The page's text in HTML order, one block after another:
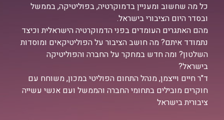
כל מה שחשוב ומעניין בדמוקרטיה, בפוליטיקה, בממשל
ובסדר היום הציבורי בישראל.
מהם האתגרים העומדים בפני הדמוקרטיה הישראלית וכיצד
נתמודד איתם? מה חושב הציבור על הפוליטיקאים ומוסדות
השלטון? ומה חדש במחקר על החברה והפוליטיקה
בישראל?
ד"ר חיים וייצמן, מנהל התחום הפוליטי במכון, משוחח עם
חוקרים מובילים בתחומי החברה והממשל ועם אנשי עשייה
ציבורית בישראל